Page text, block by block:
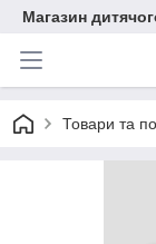
Магазин
Товари та